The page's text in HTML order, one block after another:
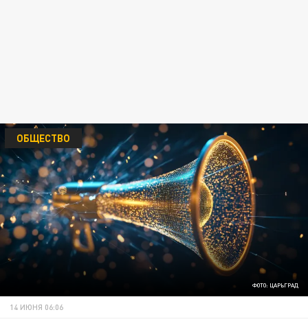
ФОТО: ЦАРЬГРАД
ОБЩЕСТВО
14 ИЮНЯ 06:06